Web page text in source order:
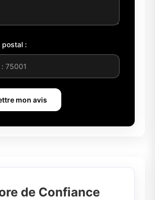
postal :
mon avis
de Confiance